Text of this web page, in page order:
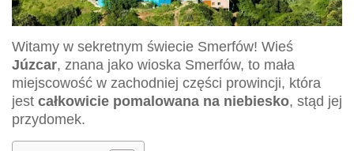
Witamy w sekretnym świecie Smerfów! Wieś
Júzcar, znana jako wioska Smerfów, to mała
miejscowość w zachodniej części prowincji, która
jest całkowicie pomalowana na niebiesko, stąd jej
przydomek.